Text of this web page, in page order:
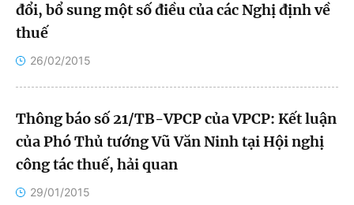
Khánh Hòa
đổi, bổ sung một số điều của các Nghị định về
thuế
26/02/2015
Thông báo số 21/TB-VPCP của VPCP: Kết luận
của Phó Thủ tướng Vũ Văn Ninh tại Hội nghị
công tác thuế, hải quan
29/01/2015